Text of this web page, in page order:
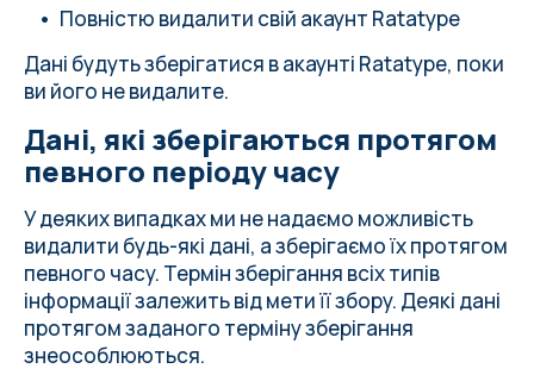
Повністю видалити свій акаунт Ratatype
Дані будуть зберігатися в акаунті Ratatype, поки
ви його не видалите.
Дані, які зберігаються протягом
певного періоду часу
У деяких випадках ми не надаємо можливість
видалити будь-які дані, а зберігаємо їх протягом
певного часу. Термін зберігання всіх типів
інформації залежить від мети її збору. Деякі дані
протягом заданого терміну зберігання
знеособлюються.